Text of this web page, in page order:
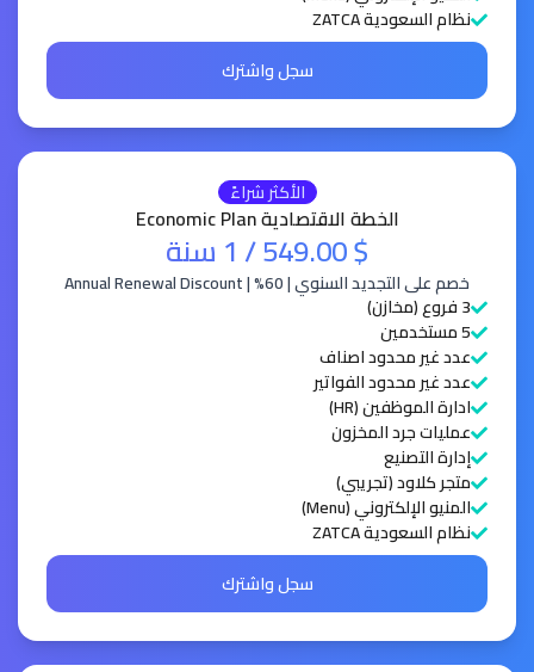
نظام السعودية ZATCA
سجل واشترك
الأكثر شراءً
الخطة الاقتصادية Economic Plan
$ 549.00 / 1 سنة
خصم على التجديد السنوي | 60% | Annual Renewal Discount
3 فروع (مخازن)
5 مستخدمين
عدد غير محدود اصناف
عدد غير محدود الفواتير
ادارة الموظفين (HR)
عمليات جرد المخزون
إدارة التصنيع
متجر كلاود (تجريبي)
المنيو الإلكتروني (Menu)
نظام السعودية ZATCA
سجل واشترك